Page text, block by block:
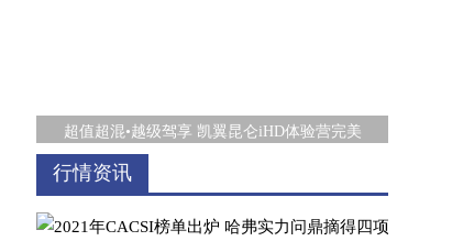
超值超混•越级驾享 凯翼昆仑iHD体验营完美
行情资讯